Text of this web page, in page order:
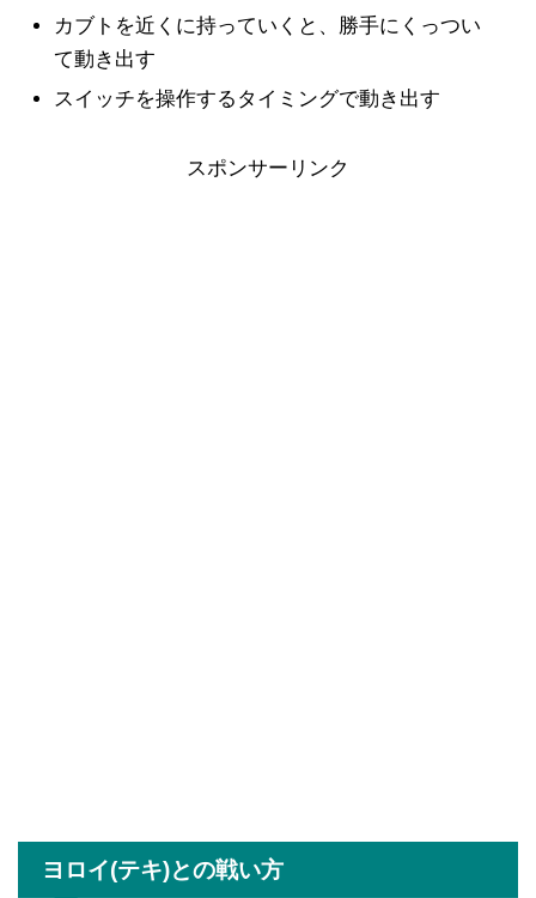
カブトを近くに持っていくと、勝手にくっつい
て動き出す
スイッチを操作するタイミングで動き出す
スポンサーリンク
ヨロイ(テキ)との戦い方